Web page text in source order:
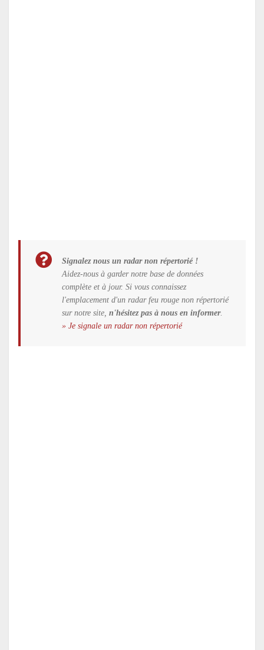
Signalez nous un radar non répertorié !
Aidez-nous à garder notre base de données
complète et à jour. Si vous connaissez
l'emplacement d'un radar feu rouge non répertorié
sur notre site, n'hésitez pas à nous en informer.
» Je signale un radar non répertorié